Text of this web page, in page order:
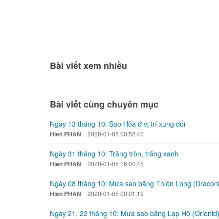
Bài viết xem nhiều
Bài viết cùng chuyên mục
Ngày 13 tháng 10: Sao Hỏa ở vị trí xung đối
Hien PHAN 2020-01-05 00:52:40
Ngày 31 tháng 10: Trăng tròn, trăng xanh
Hien PHAN 2020-01-05 16:04:45
Ngày 08 tháng 10: Mưa sao băng Thiên Long
Hien PHAN 2020-01-05 00:01:19
Ngày 21, 22 tháng 10: Mưa sao băng Lạp Hộ (Orionid)